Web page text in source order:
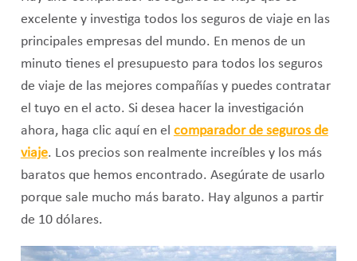
excelente y investiga todos los seguros de viaje en las
principales empresas del mundo. En menos de un
minuto tienes el presupuesto para todos los seguros
de viaje de las mejores compañías y puedes contratar
el tuyo en el acto. Si desea hacer la investigación
ahora, haga clic aquí en el comparador de seguros de
viaje. Los precios son realmente increíbles y los más
baratos que hemos encontrado. Asegúrate de usarlo
porque sale mucho más barato. Hay algunos a partir
de 10 dólares.